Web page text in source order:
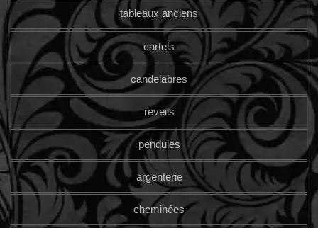
tableaux anciens
cartels
candelabres
reveils
pendules
argenterie
cheminées